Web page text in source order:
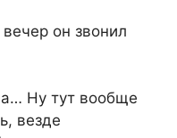
он звонил
Ну тут вообще
везде